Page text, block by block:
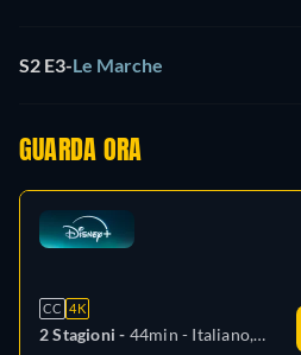
S2 E3-Le Marche
GUARDA ORA
CC 4K
2 Stagioni - 44min - Italiano,